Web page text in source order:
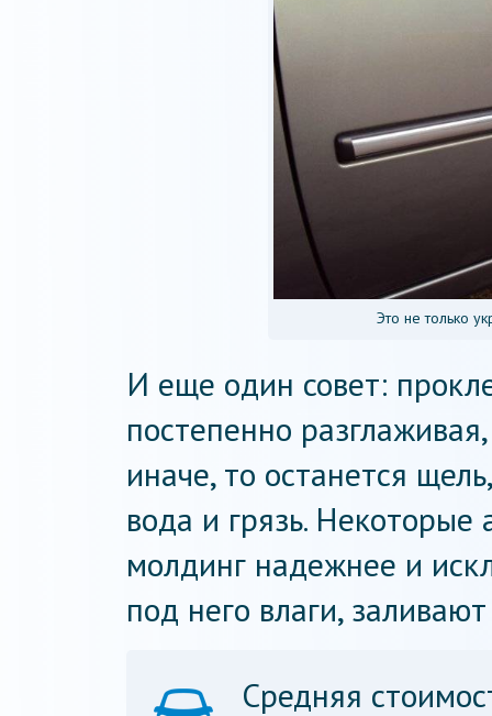
Это не только
И еще один совет:
постепенно
иначе, то останется
вода и грязь. Некоторые
молдинг надежнее и
под него влаги,
Средняя